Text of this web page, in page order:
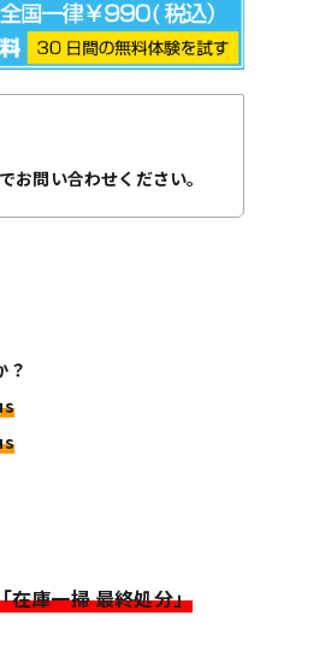
問い合わせください。
？
在庫一掃 最終処分」